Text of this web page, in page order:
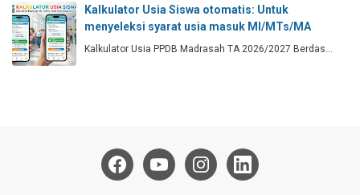
Kalkulator Usia Siswa otomatis: Untuk
menyeleksi syarat usia masuk MI/MTs/MA
Kalkulator Usia PPDB Madrasah TA 2026/2027 Berdas…